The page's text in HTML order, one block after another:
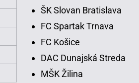
ŠK Slovan Bratislava
FC Spartak Trnava
FC Košice
DAC Dunajská Streda
MŠK Žilina